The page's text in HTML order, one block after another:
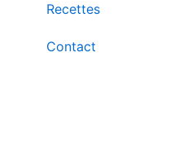
Recettes
Contact